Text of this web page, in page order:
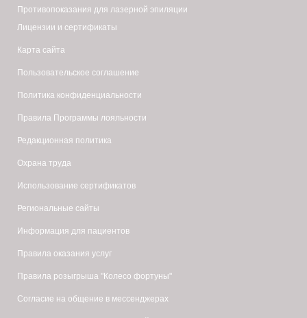
Противопоказания для лазерной эпиляции
Лицензии и сертификаты
Карта сайта
Пользовательское соглашение
Политика конфиденциальности
Правила Программы лояльности
Редакционная политика
Охрана труда
Использование сертификатов
Региональные сайты
Информация для пациентов
Правила оказания услуг
Правила розыгрыша "Колесо фортуны"
Согласие на общение в мессенджерах